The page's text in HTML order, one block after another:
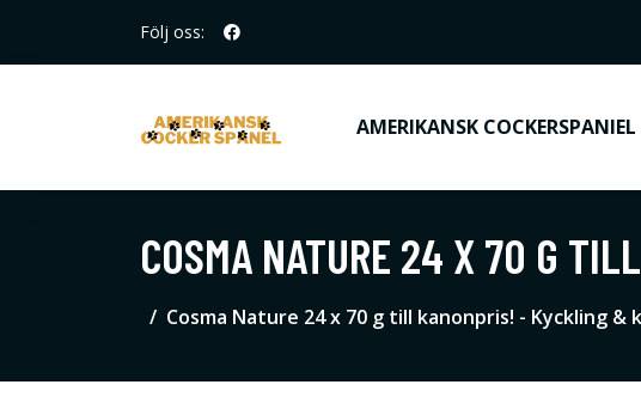
Följ oss:
AMERIKANSK COCKERSPANIEL
COSMA NATURE 24 X 70 G
Cosma Nature 24 x 70 g till kanonpris! - Kyckling &